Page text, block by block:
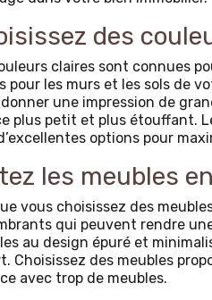
des
claires sont connues
pour les murs et les sols de
une impression de
plus petit et plus étouffant.
options pour
les meubles
vous choisissez des
qui peuvent rendre
au design épuré et
Choisissez des meubles
avec trop de meubles.